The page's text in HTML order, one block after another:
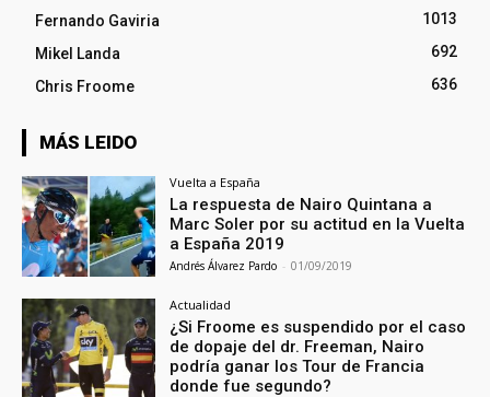
Fernando Gaviria
1013
Mikel Landa
692
Chris Froome
636
MÁS LEIDO
Vuelta a España
La respuesta de Nairo Quintana a
Marc Soler por su actitud en la Vuelta
a España 2019
Andrés Álvarez Pardo - 01/09/2019
Actualidad
¿Si Froome es suspendido por el caso
de dopaje del dr. Freeman, Nairo
podría ganar los Tour de Francia
donde fue segundo?